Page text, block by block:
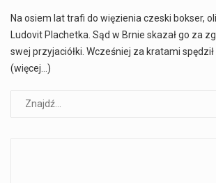
Na osiem lat trafi do więzienia czeski bokser,
Ludovit Plachetka. Sąd w Brnie skazał go za
swej przyjaciółki. Wcześniej za kratami spędził
(więcej…)